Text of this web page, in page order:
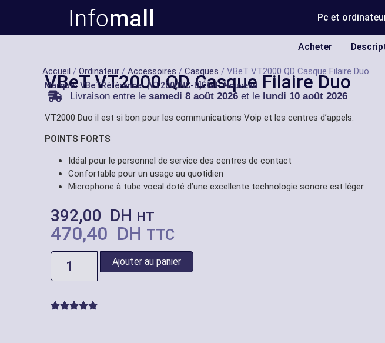
Pc et
Acheter
Accueil / Ordinateur / Accessoires / Casques / VBeT VT2000 QD Casque Filaire Duo
VBeT VT2000 QD Casque Filaire Duo
Marque:VBeTRéférance: [VT2000NC-D]État: Nouveau
Livraison entre lesamedi 8 août 2026 et le lundi 10 août 2026
VT2000 Duo il est si bon pour les communications Voip et les centres d’appels.
POINTS FORTS
Idéal pour le personnel de service des centres de contact
Confortable pour un usage au quotidien
Microphone à tube vocal doté d’une excellente technologie sonore est léger
392,00 DH HT
470,40 DH TTC
Ajouter au panier